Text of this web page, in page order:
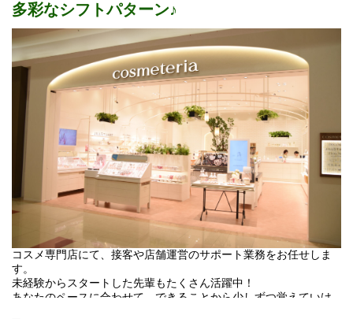
多彩なシフトパターン♪
コスメ専門店にて、接客や店舗運営のサポート業務をお任せしま
す。
未経験からスタートした先輩もたくさん活躍中！
あなたのペースに合わせて、できることから少しずつ覚えていけ